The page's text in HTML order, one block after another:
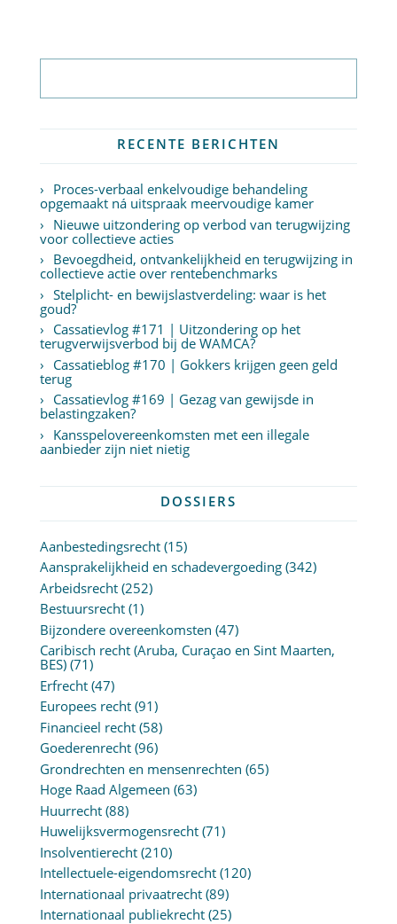
RECENTE BERICHTEN
Proces-verbaal enkelvoudige behandeling
opgemaakt ná uitspraak meervoudige kamer
Nieuwe uitzondering op verbod van terugwijzing
voor collectieve acties
Bevoegdheid, ontvankelijkheid en terugwijzing in
collectieve actie over rentebenchmarks
Stelplicht- en bewijslastverdeling: waar is het
goud?
Cassatievlog #171 | Uitzondering op het
terugverwijsverbod bij de WAMCA?
Cassatieblog #170 | Gokkers krijgen geen geld
terug
Cassatievlog #169 | Gezag van gewijsde in
belastingzaken?
Kansspelovereenkomsten met een illegale
aanbieder zijn niet nietig
DOSSIERS
Aanbestedingsrecht(15)
Aansprakelijkheid en schadevergoeding(342)
Arbeidsrecht(252)
Bestuursrecht(1)
Bijzondere overeenkomsten (47)
Caribisch recht (Aruba, Curaçao en Sint Maarten,
BES)(71)
Erfrecht(47)
Europees recht(91)
Financieel recht(58)
Goederenrecht(96)
Grondrechten en mensenrechten (65)
Hoge Raad Algemeen (63)
Huurrecht(88)
Huwelijksvermogensrecht(71)
Insolventierecht(210)
Intellectuele-eigendomsrecht(120)
Internationaal privaatrecht(89)
Internationaal publiekrecht(25)